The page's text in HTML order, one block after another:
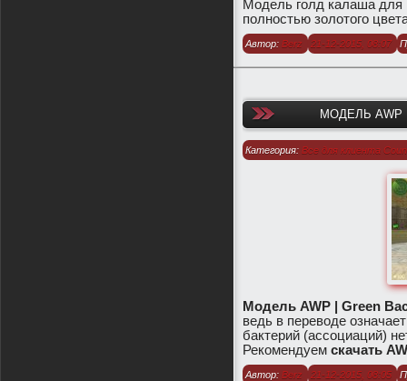
Модель голд калаша для
полностью золотого
Автор: Berz 21-12-2015, 08:07
МОДЕЛЬ AWP |
Категория: Все для клиента
Модели оружия для CS 1.6
Модель AWP | Green
ведь в переводе
бактерий (ассоциаций)
Рекомендуем скачать
Автор: Berz 21-12-2015, 08:05